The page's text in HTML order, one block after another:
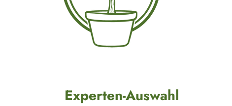
Experten-Auswahl